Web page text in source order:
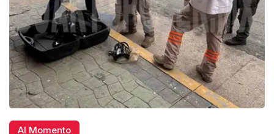
Al Momento